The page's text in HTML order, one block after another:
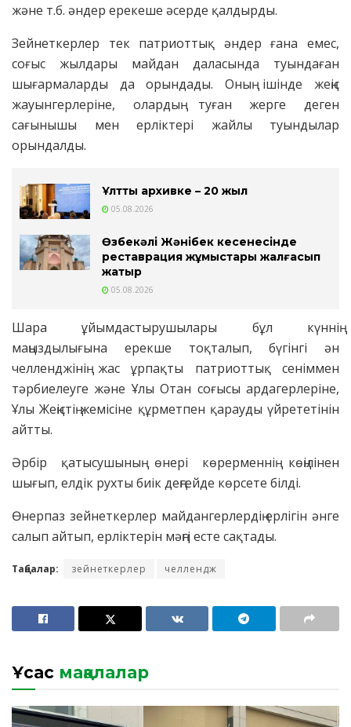
және т.б. әндер ерекеше әсерде қалдырды.
Зейнеткерлер тек патриоттық әндер ғана емес,
соғыс жылдары майдан даласында туындаған
шығармаларды да орындады. Оның ішінде жеңіс
жауынгерлеріне, олардың туған жерге деген
сағынышы мен ерліктері жайлы туындылар
орындалды.
Ұлттық архивке – 20 жыл
05.08.2026
Өзбекәлі Жәнібек кесенесінде
реставрация жұмыстары жалғасып
жатыр
05.08.2026
Шара ұйымдастырушылары бұл күннің
маңыздылығына ерекше тоқталып, бүгінгі ән
челленджінің жас ұрпақты патриоттық сеніммен
тәрбиелеуге және Ұлы Отан соғысы ардагерлеріне,
Ұлы Жеңістің жемісіне құрметпен қарауды үйрететінін
айтты.
Әрбір қатысушының өнері көрерменнің көңілінен
шығып, елдік рухты биік деңгейде көрсете білді.
Өнерпаз зейнеткерлер майдангерлердің ерлігін әнге
салып айтып, ерліктерін мәңгі есте сақтады.
Таңбалар: зейнеткерлер челлендж
Ұқсас мақалалар